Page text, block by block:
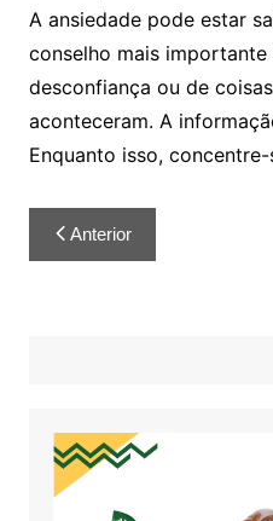
A ansiedade pode estar
conselho mais
desconfiança ou de
aconteceram. A
Enquanto isso,
Anterior